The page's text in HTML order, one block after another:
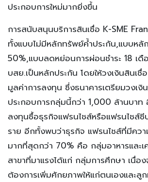
ประกอบการใหม่มากยิ่งขึ้น
การสนับสนุนบริการสินเชื่อ K-SME
ทั้งแบบไม่มีหลักทรัพย์ค้ำประกัน,แบบหลั
50%,แบบลดหย่อนการผ่อนชำระ 18 เดื
บสย.เป็นหลักประกัน โดยให้วงเงินสินเ
มูลค่าการลงทุน ซึ่งธนาคารเตรียมวงเ
ประกอบการกลุ่มนี้กว่า 1,000 ล้านบา
ลงทุนซื้อธุรกิจแฟรนไชส์หรือแฟรนไชส์
ราย อีกทั้งพบว่าธุรกิจ แฟรนไชส์ที่มีคว
มากที่สุดกว่า 70% คือ กลุ่มอาหารและ
สาขาที่มาแรงได้แก่ กลุ่มการศึกษา เนื่อ
ต้องการเพิ่มศักยภาพให้แก่ตนเองและลู